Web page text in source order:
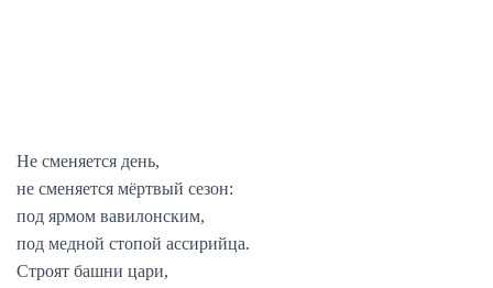
Не сменяется день,
не сменяется мёртвый сезон:
под ярмом вавилонским,
под медной стопой ассирийца.
Строят башни цари,